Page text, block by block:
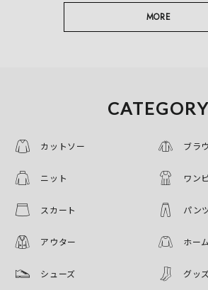
MORE
CATEGORY
カットソー ブラ
ニット ワン
スカート パン
アウター ホー
シューズ グッ